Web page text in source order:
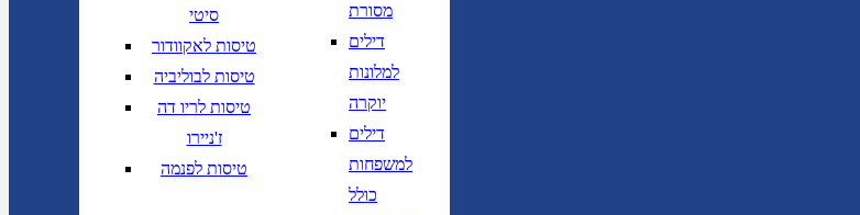
סיטי
טיסות לאקוודור
טיסות לבוליביה
טיסות לריו דה
ז'ניירו
טיסות לפנמה
מסורת
דילים
למלונות
יוקרה
דילים
למשפחות
כולל